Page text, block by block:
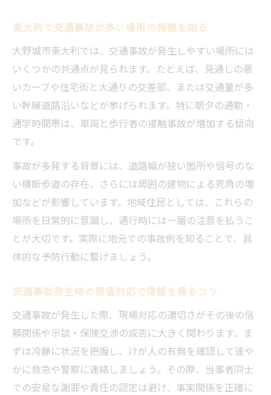
東大利で交通事故が多い場所の特徴を知る
大野城市東大利では、交通事故が発生しやすい場所には
いくつかの共通点が見られます。たとえば、見通しの悪
いカーブや住宅街と大通りの交差部、または交通量が多
い幹線道路沿いなどが挙げられます。特に朝夕の通勤・
通学時間帯は、車両と歩行者の接触事故が増加する傾向
です。
事故が多発する背景には、道路幅が狭い箇所や信号のな
い横断歩道の存在、さらには周囲の建物による死角の増
加などが影響しています。地域住民としては、これらの
場所を日常的に意識し、通行時には一層の注意を払うこ
とが大切です。実際に地元での事故例を知ることで、具
体的な予防行動に繋げましょう。
交通事故発生時の現場対応で信頼を得るコツ
交通事故が発生した際、現場対応の適切さがその後の信
頼関係や示談・保険交渉の成否に大きく関わります。ま
ずは冷静に状況を把握し、けが人の有無を確認して速や
かに救急や警察に連絡しましょう。その際、当事者同士
での安易な謝罪や責任の認定は避け、事実関係を正確に